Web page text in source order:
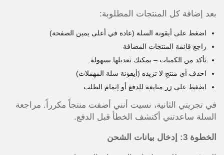
بعد إضافة كل المنتجات المطلوبة:
اضغط على أيقونة السلة (عادة في أعلى يمين الصفحة)
راجع قائمة المنتجات المضافة
تأكد من الكميات – يمكنك تعديلها بسهولة
احذف أي منتج لا تريده (أيقونة سلة المهملات)
اضغط على زر متابعة للدفع أو إتمام الطلب
في تجربتي الثانية، نسيت أنني أضفت منتجاً مكرراً. مراجعة
السلة ساعدتني أكتشف الخطأ قبل الدفع.
الخطوة 3: إدخال بيانات الشحن